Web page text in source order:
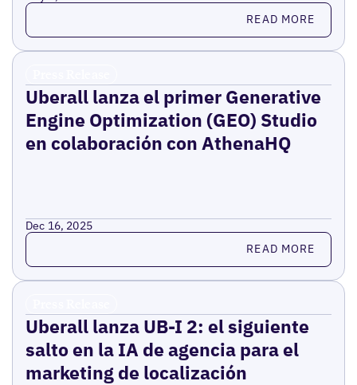
Read more READ MORE
Uberall lanza el primer Generative
Engine Optimization (GEO) Studio
en colaboración con AthenaHQ
Dec 16, 2025
Read more READ MORE
Uberall lanza UB-I 2: el siguiente
salto en la IA de agencia para el
marketing de localización